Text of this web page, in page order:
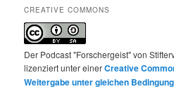
CREATIVE COMMONS
Der Podcast "Forschergeist" von
lizenziert unter einerCreative
Weitergabe unter gleichen